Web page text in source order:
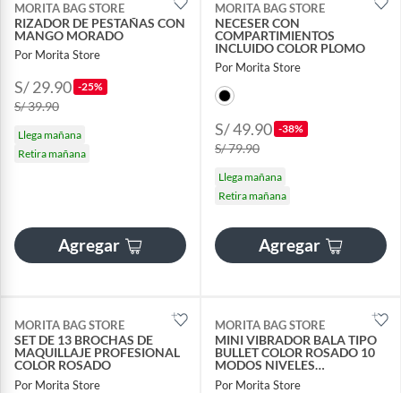
MORITA BAG STORE
RIZADOR DE PESTAÑAS CON
MANGO MORADO
Por Morita Store
S/ 29.90 -25%
S/ 39.90
Llega mañana
Retira mañana
Agregar
MORITA BAG STORE
NECESER CON
COMPARTIMIENTOS
INCLUIDO COLOR PLOMO
Por Morita Store
S/ 49.90 -38%
S/ 79.90
Llega mañana
Retira mañana
Agregar
MORITA BAG STORE
SET DE 13 BROCHAS DE
MAQUILLAJE PROFESIONAL
COLOR ROSADO
Por Morita Store
MORITA BAG STORE
MINI VIBRADOR BALA TIPO
BULLET COLOR ROSADO 10
MODOS NIVELES
ESTIMULADOR PORTATIL
Por Morita Store